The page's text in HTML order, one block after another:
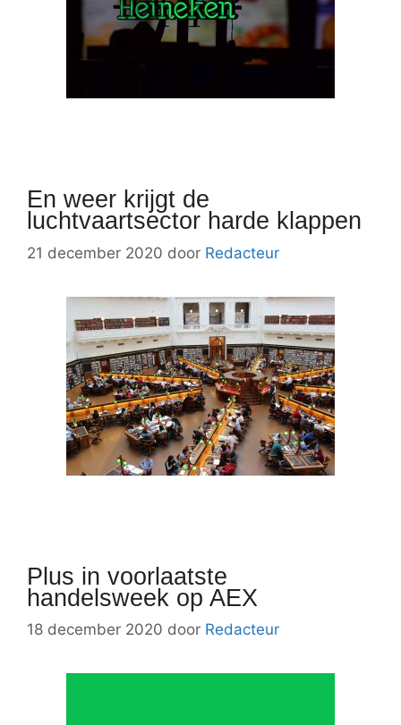
En weer krijgt de
luchtvaartsector harde klappen
21 december 2020 door Redacteur
Plus in voorlaatste
handelsweek op AEX
18 december 2020 door Redacteur